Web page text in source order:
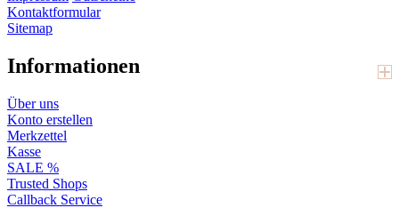
Kontaktformular
Sitemap
Informationen
Über uns
Konto erstellen
Merkzettel
Kasse
SALE %
Trusted Shops
Callback Service